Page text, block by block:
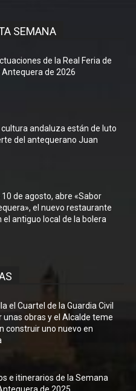
SEMANA
de la Real Feria de
de 2026
cultura andaluza están de luto
del antequerano Juan
10 de agosto, abre «Sabor
el nuevo restaurante
el antiguo local de la bolera
el Cuartel de la Guardia Civil
unas obras y el Alcalde teme
construir uno nuevo en
e itinerarios de la Semana